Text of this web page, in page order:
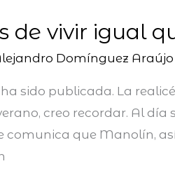
de vivir igual
Domínguez
sido publicada. La
creo recordar. Al
que Manolín,